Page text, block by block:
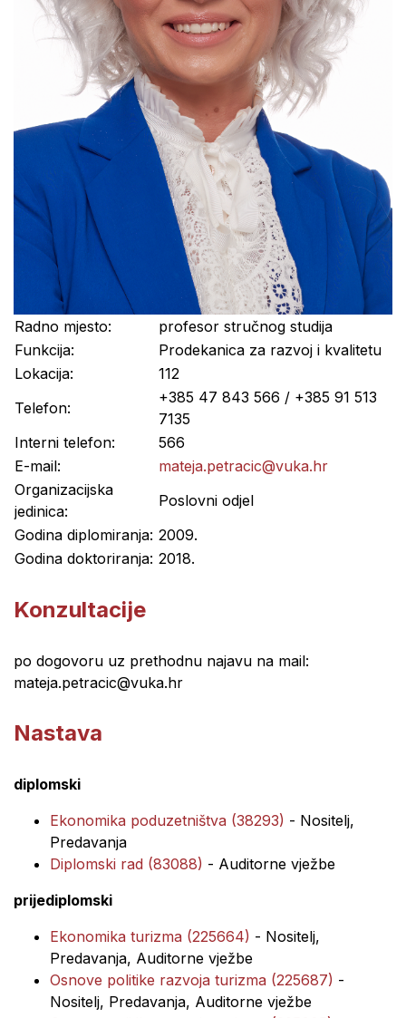
Radno mjesto:
profesor stručnog studija
Funkcija:
Prodekanica za razvoj i kvalitetu
Lokacija:
112
Telefon:
+385 47 843 566 / +385 91 513
7135
Interni telefon:
566
E-mail:
mateja.petracic@vuka.hr
Organizacijska
jedinica:
Poslovni odjel
Godina diplomiranja: 2009.
Godina doktoriranja: 2018.
Konzultacije
po dogovoru uz prethodnu najavu na mail:
mateja.petracic@vuka.hr
Nastava
diplomski
Ekonomika poduzetništva (38293) - Nositelj,
Predavanja
Diplomski rad (83088) - Auditorne vježbe
prijediplomski
Ekonomika turizma (225664) - Nositelj,
Predavanja, Auditorne vježbe
Osnove politike razvoja turizma (225687) -
Nositelj, Predavanja, Auditorne vježbe